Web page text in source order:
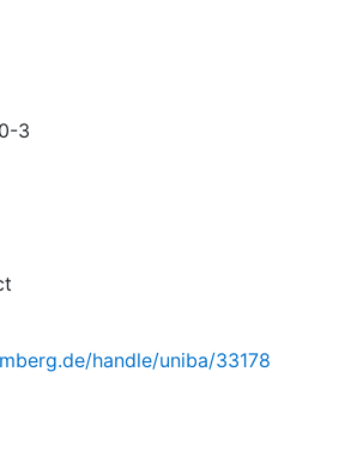
3
handle/uniba/33178